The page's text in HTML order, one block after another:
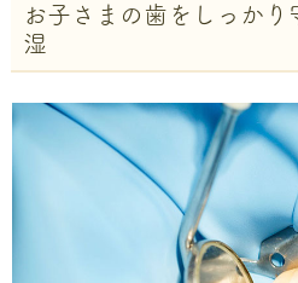
お子さまの歯をしっかり
湿